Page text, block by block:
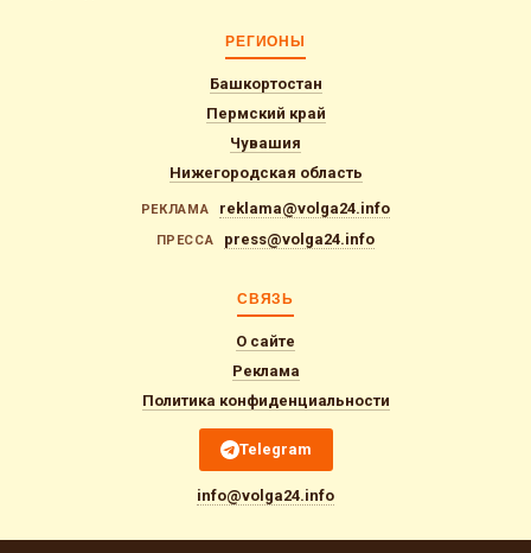
РЕГИОНЫ
Башкортостан
Пермский край
Чувашия
Нижегородская область
РЕКЛАМА reklama@volga24.info
ПРЕССА press@volga24.info
СВЯЗЬ
О сайте
Реклама
Политика конфиденциальности
Telegram
info@volga24.info